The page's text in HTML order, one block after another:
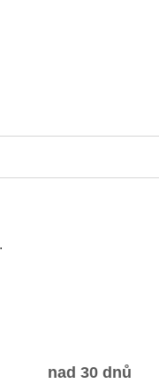
nad 30 dnů